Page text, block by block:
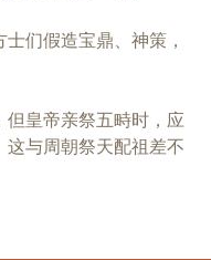
们假造宝鼎、神策，
皇帝亲祭五畤时，应
与周朝祭天配祖差不